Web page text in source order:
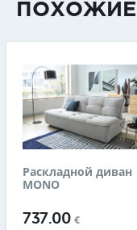
ПОХОЖИЕ
Раскладной диван
MONO
737.00€